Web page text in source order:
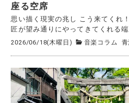
座る空席
思い描く現実の兆し こう来てくれ
匠が望み通りにやってきてくれる端
2026/06/18(木曜日) 音楽コラム